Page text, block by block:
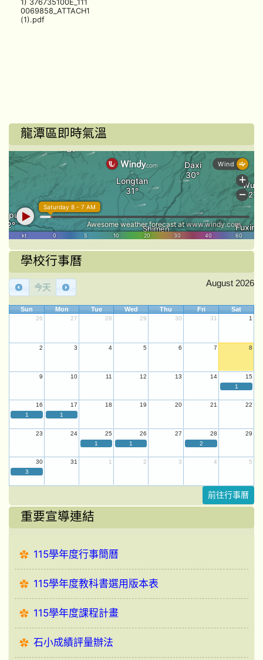
1) 376735100E_111
0069858_ATTACH1
(1).pdf
龍潭區即時氣溫
學校行事曆
今天 August 2026
Sun Mon Tue Wed Thu Fri Sat
26 27 28 29 30 31 1
2 3 4 5 6 7 8
9 10 11 12 13 14
15
1
16 17 18 19 20 21
22
1
1
23 24 25 26 27 28
29
1
1 2
30 31 1 2 3 4
5
3
前往行事曆
重要宣導連結
115學年度行事簡曆
115學年度教科書選用版本表
115學年度課程計畫
石小成績評量辦法